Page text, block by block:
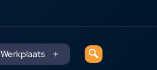
Werkplaats